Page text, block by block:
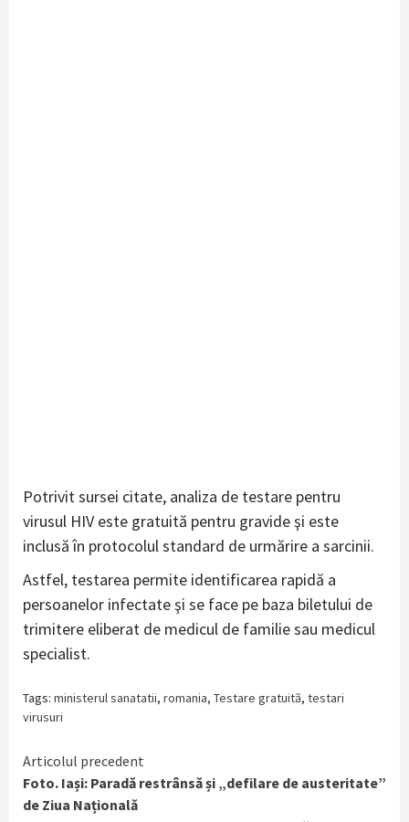
Potrivit sursei citate, analiza de testare pentru
virusul HIV este gratuită pentru gravide şi este
inclusă în protocolul standard de urmărire a sarcinii.
Astfel, testarea permite identificarea rapidă a
persoanelor infectate şi se face pe baza biletului de
trimitere eliberat de medicul de familie sau medicul
specialist.
Tags: ministerul sanatatii, romania, Testare gratuită, testari
virusuri
Continue
Reading
Articolul precedent
Foto. Iași: Paradă restrânsă și „defilare de austeritate”
de Ziua Națională